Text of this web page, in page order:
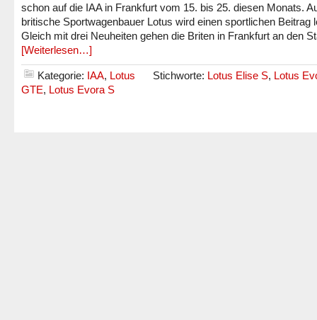
schon auf die IAA in Frankfurt vom 15. bis 25. diesen Monats.
britische Sportwagenbauer Lotus wird einen sportlichen Beitrag
Gleich mit drei Neuheiten gehen die Briten in Frankfurt an den
[Weiterlesen…]
Kategorie: IAA, Lotus Stichworte: Lotus Elise S, Lotus
GTE, Lotus Evora S